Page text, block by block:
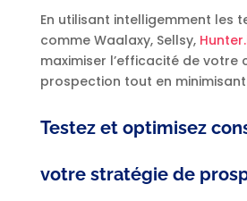
En utilisant intelligemment les
comme Waalaxy, Sellsy,
maximiser l’efficacité de votre
prospection tout en
Testez et optimisez
votre stratégie de